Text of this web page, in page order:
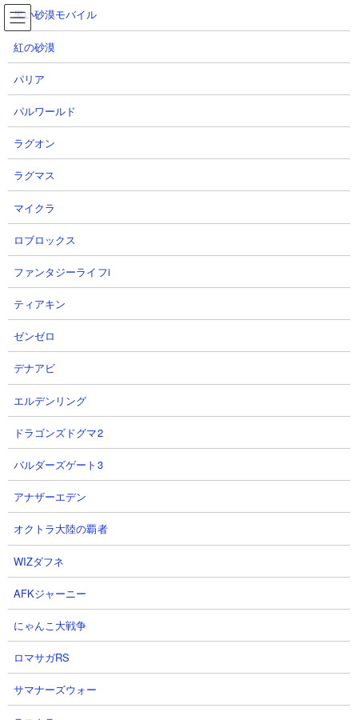
コ
ン
ナ
ビ
にゃんこ大戦争 異界にゃんこ塔29階 攻略動画集
TOP
にゃんこ大戦争
にゃんこ大戦争 異界にゃんこ塔29階 攻略動画集
異界にゃんこ塔29階 攻略動画集
■ ステージ概要
異界にゃんこ塔29階
の本丸が出てくるところが風雲にゃんこ塔29階と共通の仕様です
が、本ステージではミッドナイトナカイという悪魔属性のトナカ
イが出現します。KB回数が20回もあるくせにそのたびに
HP40,000のシールドを張り直す嫌らしい敵。教授の長射程攻撃を
キープしながら遠距離で教授を削れるようなアタッカーを用意す
ると戦いやすいでしょう。
■ 出現する敵一覧
黒い砂漠モバイル
紅の砂漠
パリア
パルワールド
ラグオン
ラグマス
マイクラ
ロブロックス
ファンタジーライフi
ティアキン
ゼンゼロ
デナアビ
エルデンリング
ドラゴンズドグマ2
バルダーズゲート3
アナザーエデン
オクトラ大陸の覇者
WIZダフネ
AFKジャーニー
にゃんこ大戦争
ロマサガRS
サマナーズウォー